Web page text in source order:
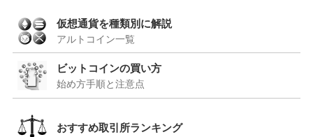
仮想通貨を種類別に解説
アルトコイン一覧
ビットコインの買い方
始め方手順と注意点
おすすめ取引所ランキング